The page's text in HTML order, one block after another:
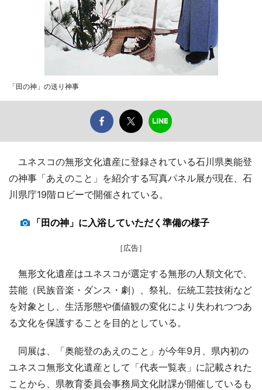
「田の神」の送り神事
ユネスコの無形文化遺産に登録されている石川県奥能登
の神事「あえのこと」を紹介する写真パネル展が現在、石
川県庁19階ロビーで開催されている。
「田の神」に入浴していただく準備の様子
［広告］
無形文化遺産はユネスコが選定する無形の人類文化で、
芸能（民族音楽・ダンス・劇）、祭礼、伝統工芸技術など
を対象とし、生活形態や価値観の変化により失われつつあ
る文化を保護することを目的としている。
同展は、「奥能登のあえのこと」が今年9月、県内初の
ユネスコ無形文化遺産として「代表一覧表」に記載された
ことから、県教育委員会事務局文化財課が開催しているも